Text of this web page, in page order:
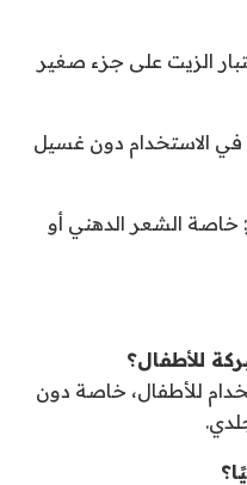
الزيت على جزء صغير
في الاستخدام دون غسيل
: خاصة الشعر الدهني أو
للأطفال؟
للأطفال، خاصة دون